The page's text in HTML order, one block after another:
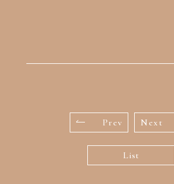
Prev Next
List